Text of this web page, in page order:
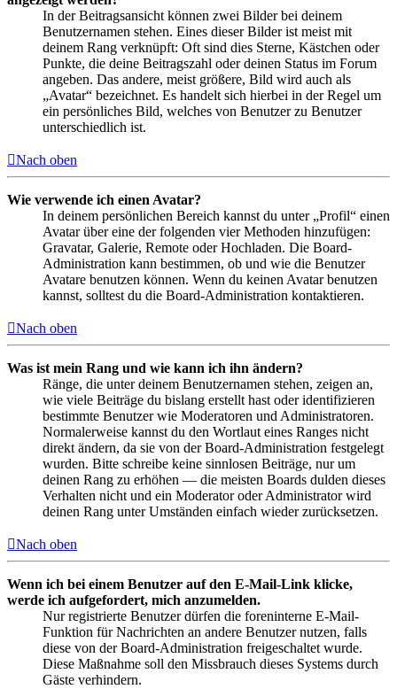
In der Beitragsansicht können zwei Bilder bei deinem
Benutzernamen stehen. Eines dieser Bilder ist meist mit
deinem Rang verknüpft: Oft sind dies Sterne, Kästchen oder
Punkte, die deine Beitragszahl oder deinen Status im Forum
angeben. Das andere, meist größere, Bild wird auch als
„Avatar“ bezeichnet. Es handelt sich hierbei in der Regel um
ein persönliches Bild, welches von Benutzer zu Benutzer
unterschiedlich ist.
Nach oben
Wie verwende ich einen Avatar?
In deinem persönlichen Bereich kannst du unter „Profil“ einen
Avatar über eine der folgenden vier Methoden hinzufügen:
Gravatar, Galerie, Remote oder Hochladen. Die Board-
Administration kann bestimmen, ob und wie die Benutzer
Avatare benutzen können. Wenn du keinen Avatar benutzen
kannst, solltest du die Board-Administration kontaktieren.
Nach oben
Was ist mein Rang und wie kann ich ihn ändern?
Ränge, die unter deinem Benutzernamen stehen, zeigen an,
wie viele Beiträge du bislang erstellt hast oder identifizieren
bestimmte Benutzer wie Moderatoren und Administratoren.
Normalerweise kannst du den Wortlaut eines Ranges nicht
direkt ändern, da sie von der Board-Administration festgelegt
wurden. Bitte schreibe keine sinnlosen Beiträge, nur um
deinen Rang zu erhöhen — die meisten Boards dulden dieses
Verhalten nicht und ein Moderator oder Administrator wird
deinen Rang unter Umständen einfach wieder zurücksetzen.
Nach oben
Wenn ich bei einem Benutzer auf den E-Mail-Link klicke,
werde ich aufgefordert, mich anzumelden.
Nur registrierte Benutzer dürfen die foreninterne E-Mail-
Funktion für Nachrichten an andere Benutzer nutzen, falls
diese von der Board-Administration freigeschaltet wurde.
Diese Maßnahme soll den Missbrauch dieses Systems durch
Gäste verhindern.